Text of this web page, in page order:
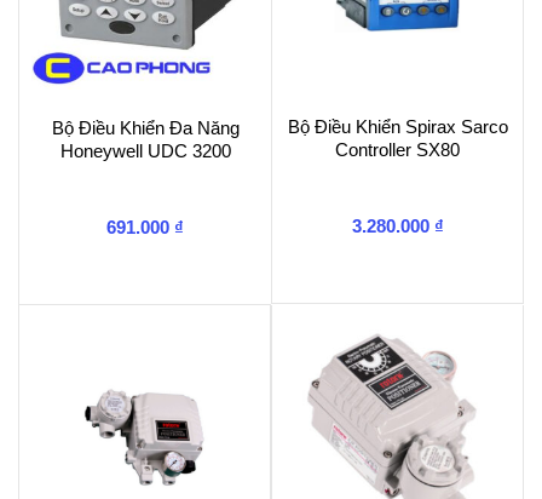
Bộ Điều Khiển Đa Năng
Honeywell UDC 3200
691.000 ₫
Bộ Điều Khiển Spirax Sarco
Controller SX80
3.280.000 ₫